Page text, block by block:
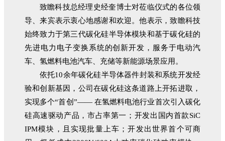
致瞻科技总经理史经奎博士对莅临仪式的各位领
导、来宾表示衷心地感谢和欢迎。他表示，致瞻科技
始终致力于第三代碳化硅半导体模块和基于碳化硅的
先进电力电子变换系统的创新开发，服务于电动汽
车、氢燃料电池汽车、充储等新能源场景应用。
依托10余年碳化硅半导体器件封装和系统开发经
验和创新基因，公司在碳化硅这条道路上开拓进取，
实现多个“首创”—— 在氢燃料电池行业首次引入碳化
硅高速驱动产品，市占率第一；开发出国内首款SiC
IPM模块，且实现批量上车；开发出世界首个可商